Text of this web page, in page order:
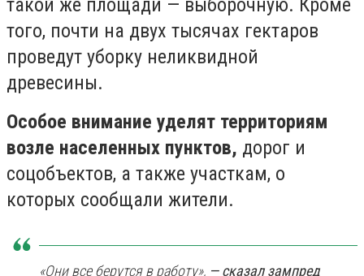
такой же площади — выборочную. Кроме
того, почти на двух тысячах гектаров
проведут уборку неликвидной
древесины.
Особое внимание уделят территориям
возле населенных пунктов, дорог и
соцобъектов, а также участкам, о
которых сообщали жители.
«Они все берутся в работу», — сказал зампред